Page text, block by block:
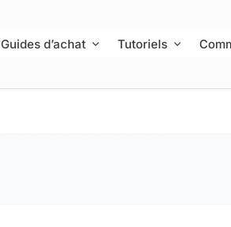
Guides d’achat Tutoriels